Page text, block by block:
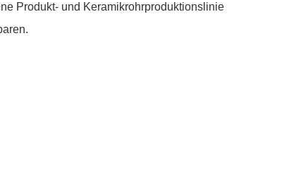
Produkt- und Keramikrohrproduktionslinie